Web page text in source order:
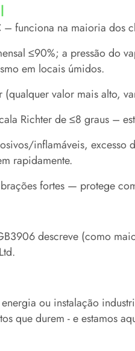
– funciona na maioria dos
≤90%; a pressão do
em locais úmidos.
valor mais alto,
Richter de ≤8 graus –
inflamáveis, excesso
rapidamente.
fortes — protege
descreve (como
ou instalação
que durem - e estamos